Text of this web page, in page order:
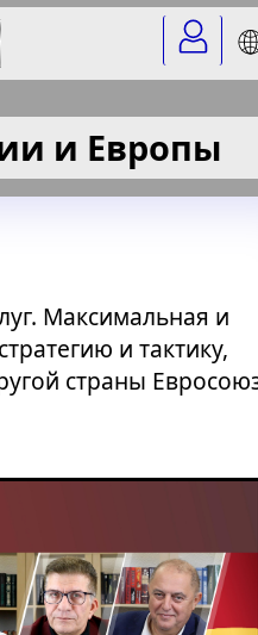
и Европы
Максимальная и
и тактику,
страны